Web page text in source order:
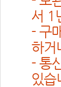
서 1
- 구
하거
- 통
있습